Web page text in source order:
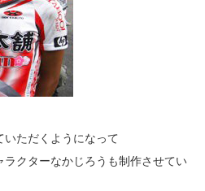
いただくようになって
クターなかじろうも制作させてい